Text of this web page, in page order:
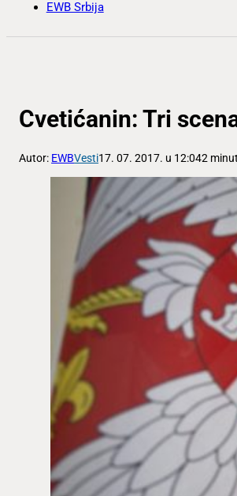
EWB Srbija
Cvetićanin: Tri
Autor: EWBVesti17. 07. 2017. u 12:042